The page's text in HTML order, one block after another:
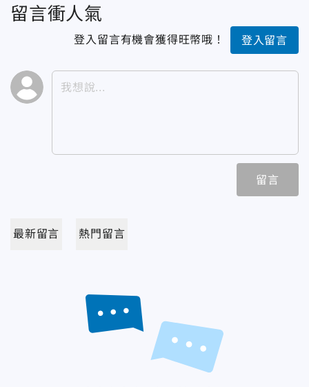
留言衝人氣
登入留言有機會獲得旺幣哦！ 登入留言
留言
最新留言 熱門留言